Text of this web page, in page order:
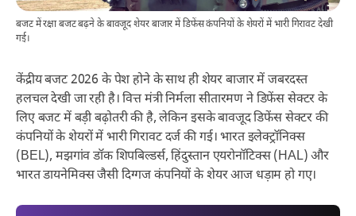
बजट में रक्षा बजट बढ़ने के बावजूद शेयर बाजार में डिफेंस कंपनियों के शेयरों में भारी गिरावट देखी
गई।
केंद्रीय बजट 2026 के पेश होने के साथ ही शेयर बाजार में जबरदस्त
हलचल देखी जा रही है। वित्त मंत्री निर्मला सीतारमण ने डिफेंस सेक्टर के
लिए बजट में बड़ी बढ़ोतरी की है, लेकिन इसके बावजूद डिफेंस सेक्टर की
कंपनियों के शेयरों में भारी गिरावट दर्ज की गई। भारत इलेक्ट्रॉनिक्स
(BEL), मझगांव डॉक शिपबिल्डर्स, हिंदुस्तान एयरोनॉटिक्स (HAL) और
भारत डायनेमिक्स जैसी दिग्गज कंपनियों के शेयर आज धड़ाम हो गए।